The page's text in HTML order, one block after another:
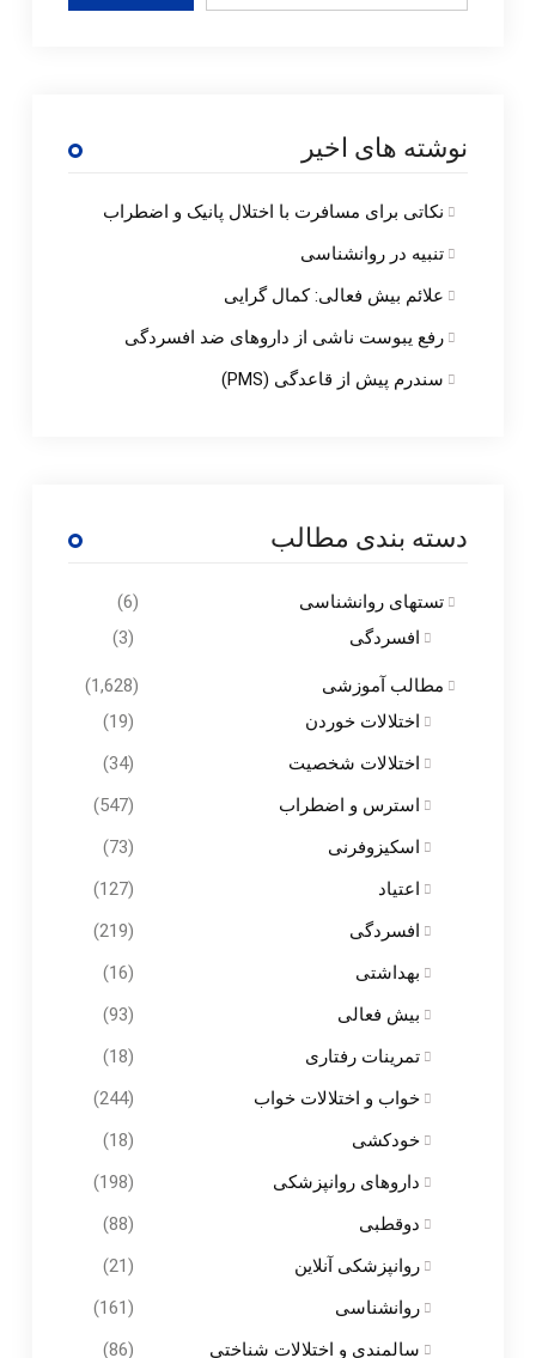
نوشته های اخیر
نکاتی برای مسافرت با اختلال پانیک و اضطراب
تنبیه در روانشناسی
علائم بیش فعالی: کمال گرایی
رفع یبوست ناشی از داروهای ضد افسردگی
سندرم پیش از قاعدگی (PMS)
دسته بندی مطالب
تستهای روانشناسی
(6)
افسردگی
(3)
مطالب آموزشی
(1,628)
اختلالات خوردن
(19)
اختلالات شخصیت
(34)
استرس و اضطراب
(547)
اسکیزوفرنی
(73)
اعتیاد
(127)
افسردگی
(219)
بهداشتی
(16)
بیش فعالی
(93)
تمرینات رفتاری
(18)
خواب و اختلالات خواب
(244)
خودکشی
(18)
داروهای روانپزشکی
(198)
دوقطبی
(88)
روانپزشکی آنلاین
(21)
روانشناسی
(161)
سالمندی و اختلالات شناختی
(86)